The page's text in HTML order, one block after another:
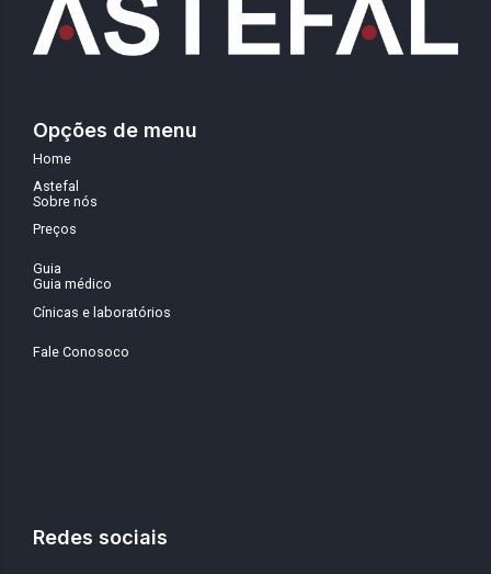
Opções de menu
Home
Astefal
Sobre nós
Preços
Guia
Guia médico
Cínicas e laboratórios
Fale Conosoco
Redes sociais